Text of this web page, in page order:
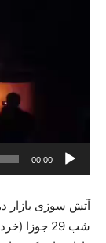
ی
ی
و
00:00
آتش سوزی بازار
شب 29